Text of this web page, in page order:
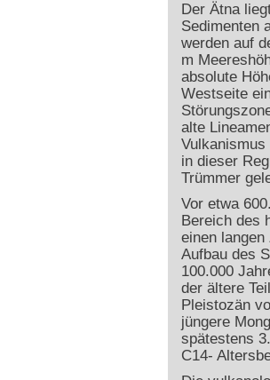
Der Ätna
Sedimenten
werden auf
m
absolute
Westseite
alte
Vulkanismus
in dieser
Trümmer
Vor etwa
Bereich des
einen
Aufbau des
100.000
der ältere
Pleistozän
jüngere
spätestens
C14-